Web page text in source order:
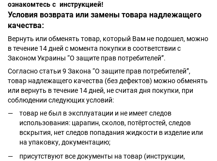
ознакомтесь с инструкцией!
Условия возврата или замены товара надлежащего
качества:
Вернуть или обменять товар, который Вам не подошел, можно
в течение 14 дней с момента покупки в соответствии с
Законом Украины “О защите прав потребителей”.
Согласно статьи 9 Закона “О защите прав потребителей”,
товар надлежащего качества (без дефектов) можно обменять
или вернуть в течение 14 дней, не считая дня покупки, при
соблюдении следующих условий:
товар не был в эксплуатации и не имеет следов
использования: царапин, сколов, потёртостей, следов
вскрытия, нет следов попадания жидкости в изделие или
на упаковку, документацию;
присутствуют все документы на товар (инструкции,